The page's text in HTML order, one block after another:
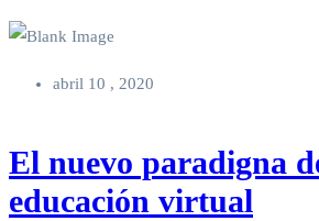
abril 10 , 2020
El nuevo paradigna
educación virtual